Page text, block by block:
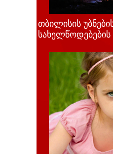
თბილისის